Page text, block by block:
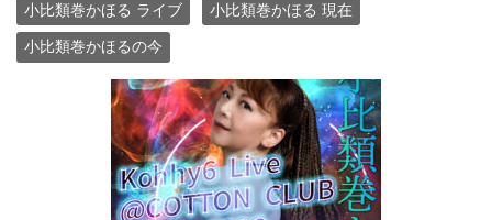
小比類巻かほる ライブ 小比類巻かほる 現在
小比類巻かほるの今